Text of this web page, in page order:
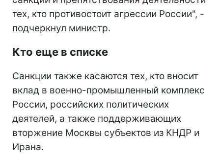
тех, кто противостоит агрессии России", -
подчеркнул министр.
Кто еще в списке
Санкции также касаются тех, кто вносит
вклад в военно-промышленный комплекс
России, российских политических
деятелей, а также поддерживающих
вторжение Москвы субъектов из КНДР и
Ирана.